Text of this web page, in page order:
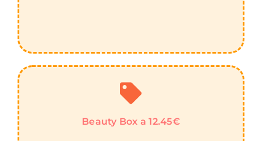
Beauty Box a 12.45€